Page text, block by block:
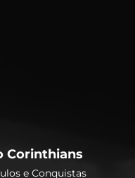
Corinthians
e Conquistas